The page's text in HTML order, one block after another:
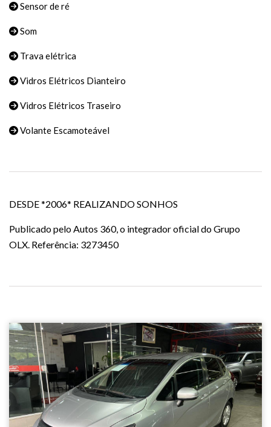
Sensor de ré
Som
Trava elétrica
Vidros Elétricos Dianteiro
Vidros Elétricos Traseiro
Volante Escamoteável
DESDE *2006* REALIZANDO SONHOS
Publicado pelo Autos 360, o integrador oficial do Grupo
OLX. Referência: 3273450